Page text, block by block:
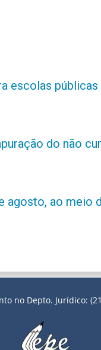
escolas
do não
agosto, ao
no Depto. Jurídico: